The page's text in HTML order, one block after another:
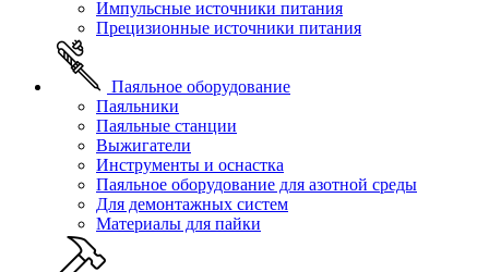
Импульсные источники питания
Прецизионные источники питания
Паяльное оборудование
Паяльники
Паяльные станции
Выжигатели
Инструменты и оснастка
Паяльное оборудование для азотной среды
Для демонтажных систем
Материалы для пайки